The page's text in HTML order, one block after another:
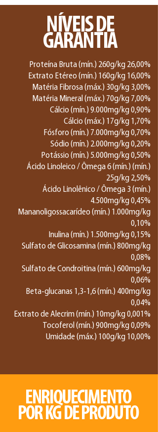
NÍVEIS DE
GARANTIA
Proteína Bruta (mín.) 260g/kg 26,00%
Extrato Etéreo (mín.) 160g/kg 16,00%
Matéria Fibrosa (máx.) 30g/kg 3,00%
Matéria Mineral (máx.) 70g/kg 7,00%
Cálcio (mín.) 9.000mg/kg 0,90%
Cálcio (máx.) 17g/kg 1,70%
Fósforo (mín.) 7.000mg/kg 0,70%
Sódio (mín.) 2.000mg/kg 0,20%
Potássio (mín.) 5.000mg/kg 0,50%
Ácido Linoleico / Ômega 6 (mín.) (mín.)
25g/kg 2,50%
Ácido Linolênico / Ômega 3 (mín.)
4.500mg/kg 0,45%
Mananoligossacarídeo (mín.) 1.000mg/kg
0,10%
Inulina (mín.) 1.500mg/kg 0,15%
Sulfato de Glicosamina (mín.) 800mg/kg
0,08%
Sulfato de Condroitina (mín.) 600mg/kg
0,06%
Beta-glucanas 1,3-1,6 (mín.) 400mg/kg
0,04%
Extrato de Alecrim (mín.) 10mg/kg 0,001%
Tocoferol (mín.) 900mg/kg 0,09%
Umidade (máx.) 100g/kg 10,00%
ENRIQUECIMENTO
POR KG DE PRODUTO